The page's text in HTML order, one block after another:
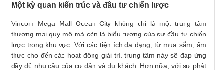
Một kỳ quan kiến trúc và đầu tư chiến lược
Vincom Mega Mall Ocean City không chỉ là một trung tâm
thương mại quy mô mà còn là biểu tượng của sự đầu tư chiến
lược trong khu vực. Với các tiện ích đa dạng, từ mua sắm, ẩm
thực cho đến các hoạt động giải trí, trung tâm này sẽ đáp ứng
đầy đủ nhu cầu của cư dân và du khách. Hơn nữa, với sự phát